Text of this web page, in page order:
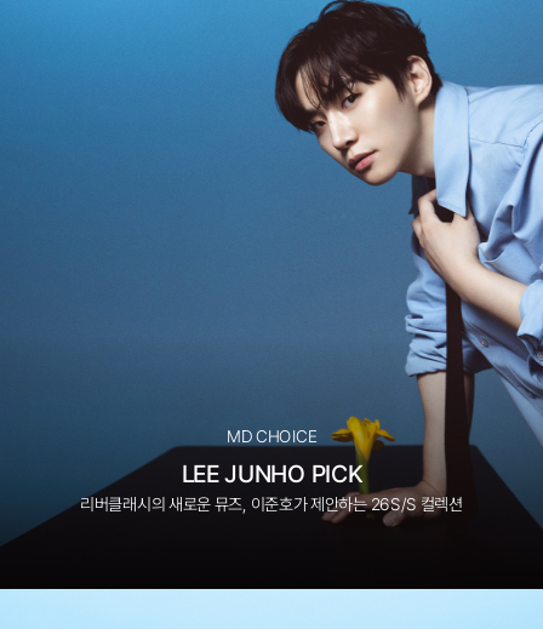
MD CHOICE
LEE JUNHO PICK
리버클래시의 새로운 뮤즈, 이준호가 제안하는 26S/S 컬렉션